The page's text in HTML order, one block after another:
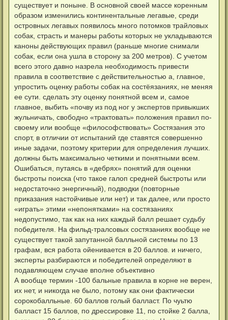
существует и поныне. В основной своей массе коренным
образом изменились континентальные легавые, среди
островных легавых появилось много потомков трайловых
собак, страсть и манеры работы которых не укладываются
каноны действующих правил (раньше многие снимали
собак, если она ушла в сторону за 200 метров). С учетом
всего этого давно назрела необходимость привести
правила в соответствие с действительностью а, главное,
упростить оценку работы собак на состёязаниях, не меняя
ее сути. сделать эту оценку понятной всем и, самое
главное, выбить «почву из под ног у экспертов привыкших
жульничать, свободно «трактовать» положения правил по-
своему или вообще «философствовать» Состязания это
спорт, в отличии от испытаний где ставятся совершенно
иные задачи, поэтому критерии для определения лучших.
должны быть максимально четкими и понятными всем.
Ошибаться, путаясь в «дебрях» понятий для оценки
быстроты поиска (что такое галоп средней быстроты или
недостаточно энергичный), подводки (повторные
приказания настойчивые или нет) и так далее, или просто
«играть» этими «непонятками» на состязаниях
недопустимо, так как на них каждый балл решает судьбу
победителя. На фильд-тралсовых состязаниях вообще не
существует такой запутанной балльной системы по 13
графам, вся работа ойенивается в 20 баллов. и ничего,
эксперты разбираются и победителей определяют в
подавляющем случае вполне объективно
А вообще термин -100 бальные правила в корне не верен,
их нет, и никогда не было, потому как они фактически
сорокобалльные. 60 баллов голый балласт. По чуьтю
балласт 15 баллов, по дрессировке 11, по стойке 2 балла,